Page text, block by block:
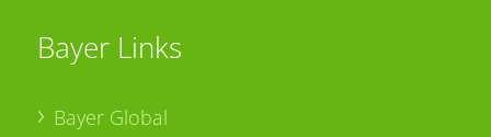
Bayer Links
Bayer Global